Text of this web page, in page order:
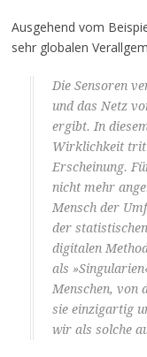
Ausgehend vom
sehr globalen
Die Sensoren
und das Netz
ergibt. In
Wirklichkeit
Erscheinung.
nicht mehr
Mensch der
der
digitalen
als
Menschen, von
sie einzigartig
wir als solche